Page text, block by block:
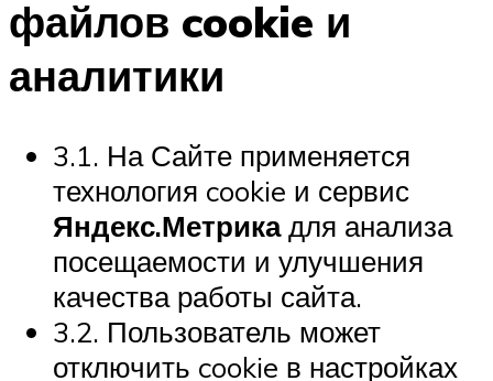
файлов cookie и
аналитики
3.1. На Сайте применяется
технология cookie и сервис
Яндекс.Метрикадля анализа
посещаемости и улучшения
качества работы сайта.
3.2. Пользователь может
отключить cookie в настройках